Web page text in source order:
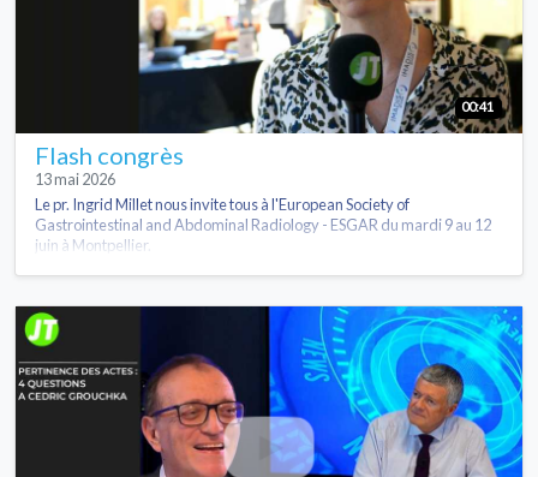
00:41
Flash congrès
13 mai 2026
Le pr. Ingrid Millet nous invite tous à l'European Society of
Gastrointestinal and Abdominal Radiology - ESGAR du mardi 9 au 12
juin à Montpellier.